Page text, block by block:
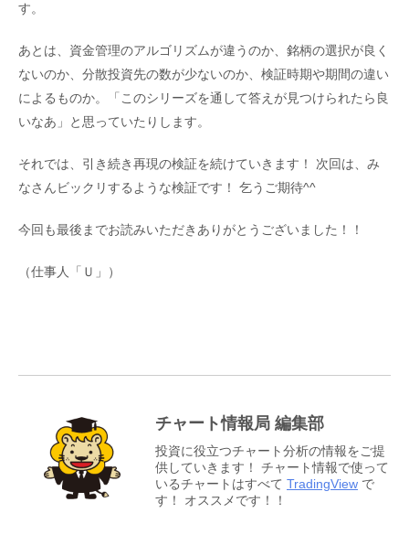
す。
あとは、資金管理のアルゴリズムが違うのか、銘柄の選択が良く
ないのか、分散投資先の数が少ないのか、検証時期や期間の違い
によるものか。「このシリーズを通して答えが見つけられたら良
いなあ」と思っていたりします。
それでは、引き続き再現の検証を続けていきます！ 次回は、み
なさんビックリするような検証です！ 乞うご期待^^
今回も最後までお読みいただきありがとうございました！！
（仕事人「Ｕ」）
チャート情報局 編集部
投資に役立つチャート分析の情報をご提
供していきます！ チャート情報で使って
いるチャートはすべて TradingView で
す！ オススメです！！